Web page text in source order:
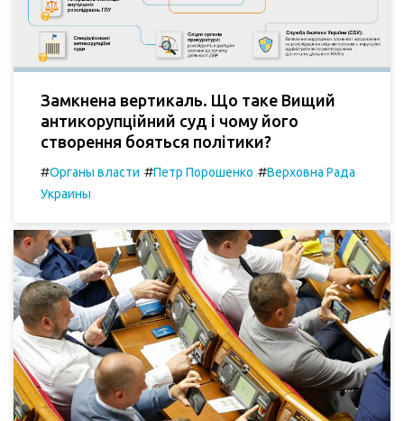
Замкнена вертикаль. Що таке Вищий
антикорупційний суд і чому його
створення бояться політики?
#Органы власти #Петр Порошенко #Верховна Рада
Украины